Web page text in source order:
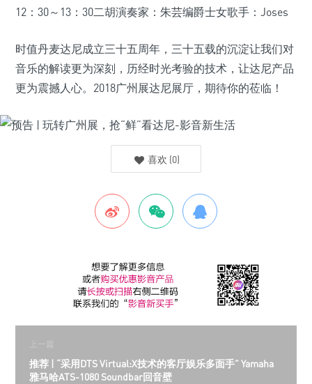
12：30～13：30二胡演奏家：朱芸编爵士女歌手：Joses
时值丹麦达尼成立三十五周年，三十五载的沉淀让我们对
音乐的解读更为深刻，历经时光考验的技术，让达尼产品
更为震撼人心。2018广州展达尼展厅，期待你的莅临！
喜欢 (0)
上一篇
推荐 | “采用DTS Virtual:X技术的客厅娱乐多面手” Yamaha
雅马哈ATS-1080 Soundbar回音壁